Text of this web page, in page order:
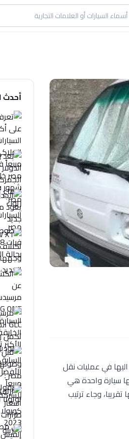
في عمليات نقل
سيارة واحدة هي
وجاء ترتيب
أحدث